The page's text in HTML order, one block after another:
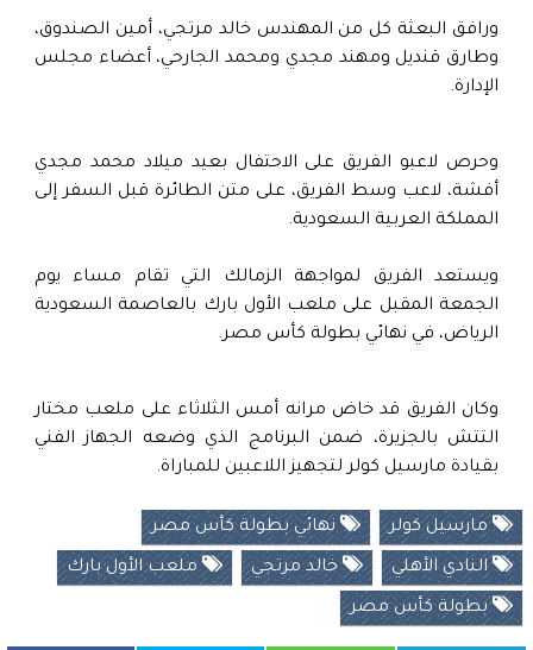
ورافق البعثة كل من المهندس خالد مرتجي، أمين الصندوق،
وطارق قنديل ومهند مجدي ومحمد الجارحي، أعضاء مجلس
الإدارة.
وحرص لاعبو الفريق على الاحتفال بعيد ميلاد محمد مجدي
أفشة، لاعب وسط الفريق، على متن الطائرة قبل السفر إلى
المملكة العربية السعودية.
ويستعد الفريق لمواجهة الزمالك التي تقام مساء يوم
الجمعة المقبل على ملعب الأول بارك بالعاصمة السعودية
الرياض، في نهائي بطولة كأس مصر.
وكان الفريق قد خاض مرانه أمس الثلاثاء على ملعب مختار
التتش بالجزيرة، ضمن البرنامج الذي وضعه الجهاز الفني
بقيادة مارسيل كولر لتجهيز اللاعبين للمباراة.
مارسيل كولر نهائي بطولة كأس مصر
النادي الأهلي خالد مرتجي ملعب الأول بارك
بطولة كأس مصر